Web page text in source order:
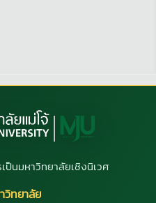
ป็นมหาวิทยาลัยเชิงนิเวศ
ทยาลัย